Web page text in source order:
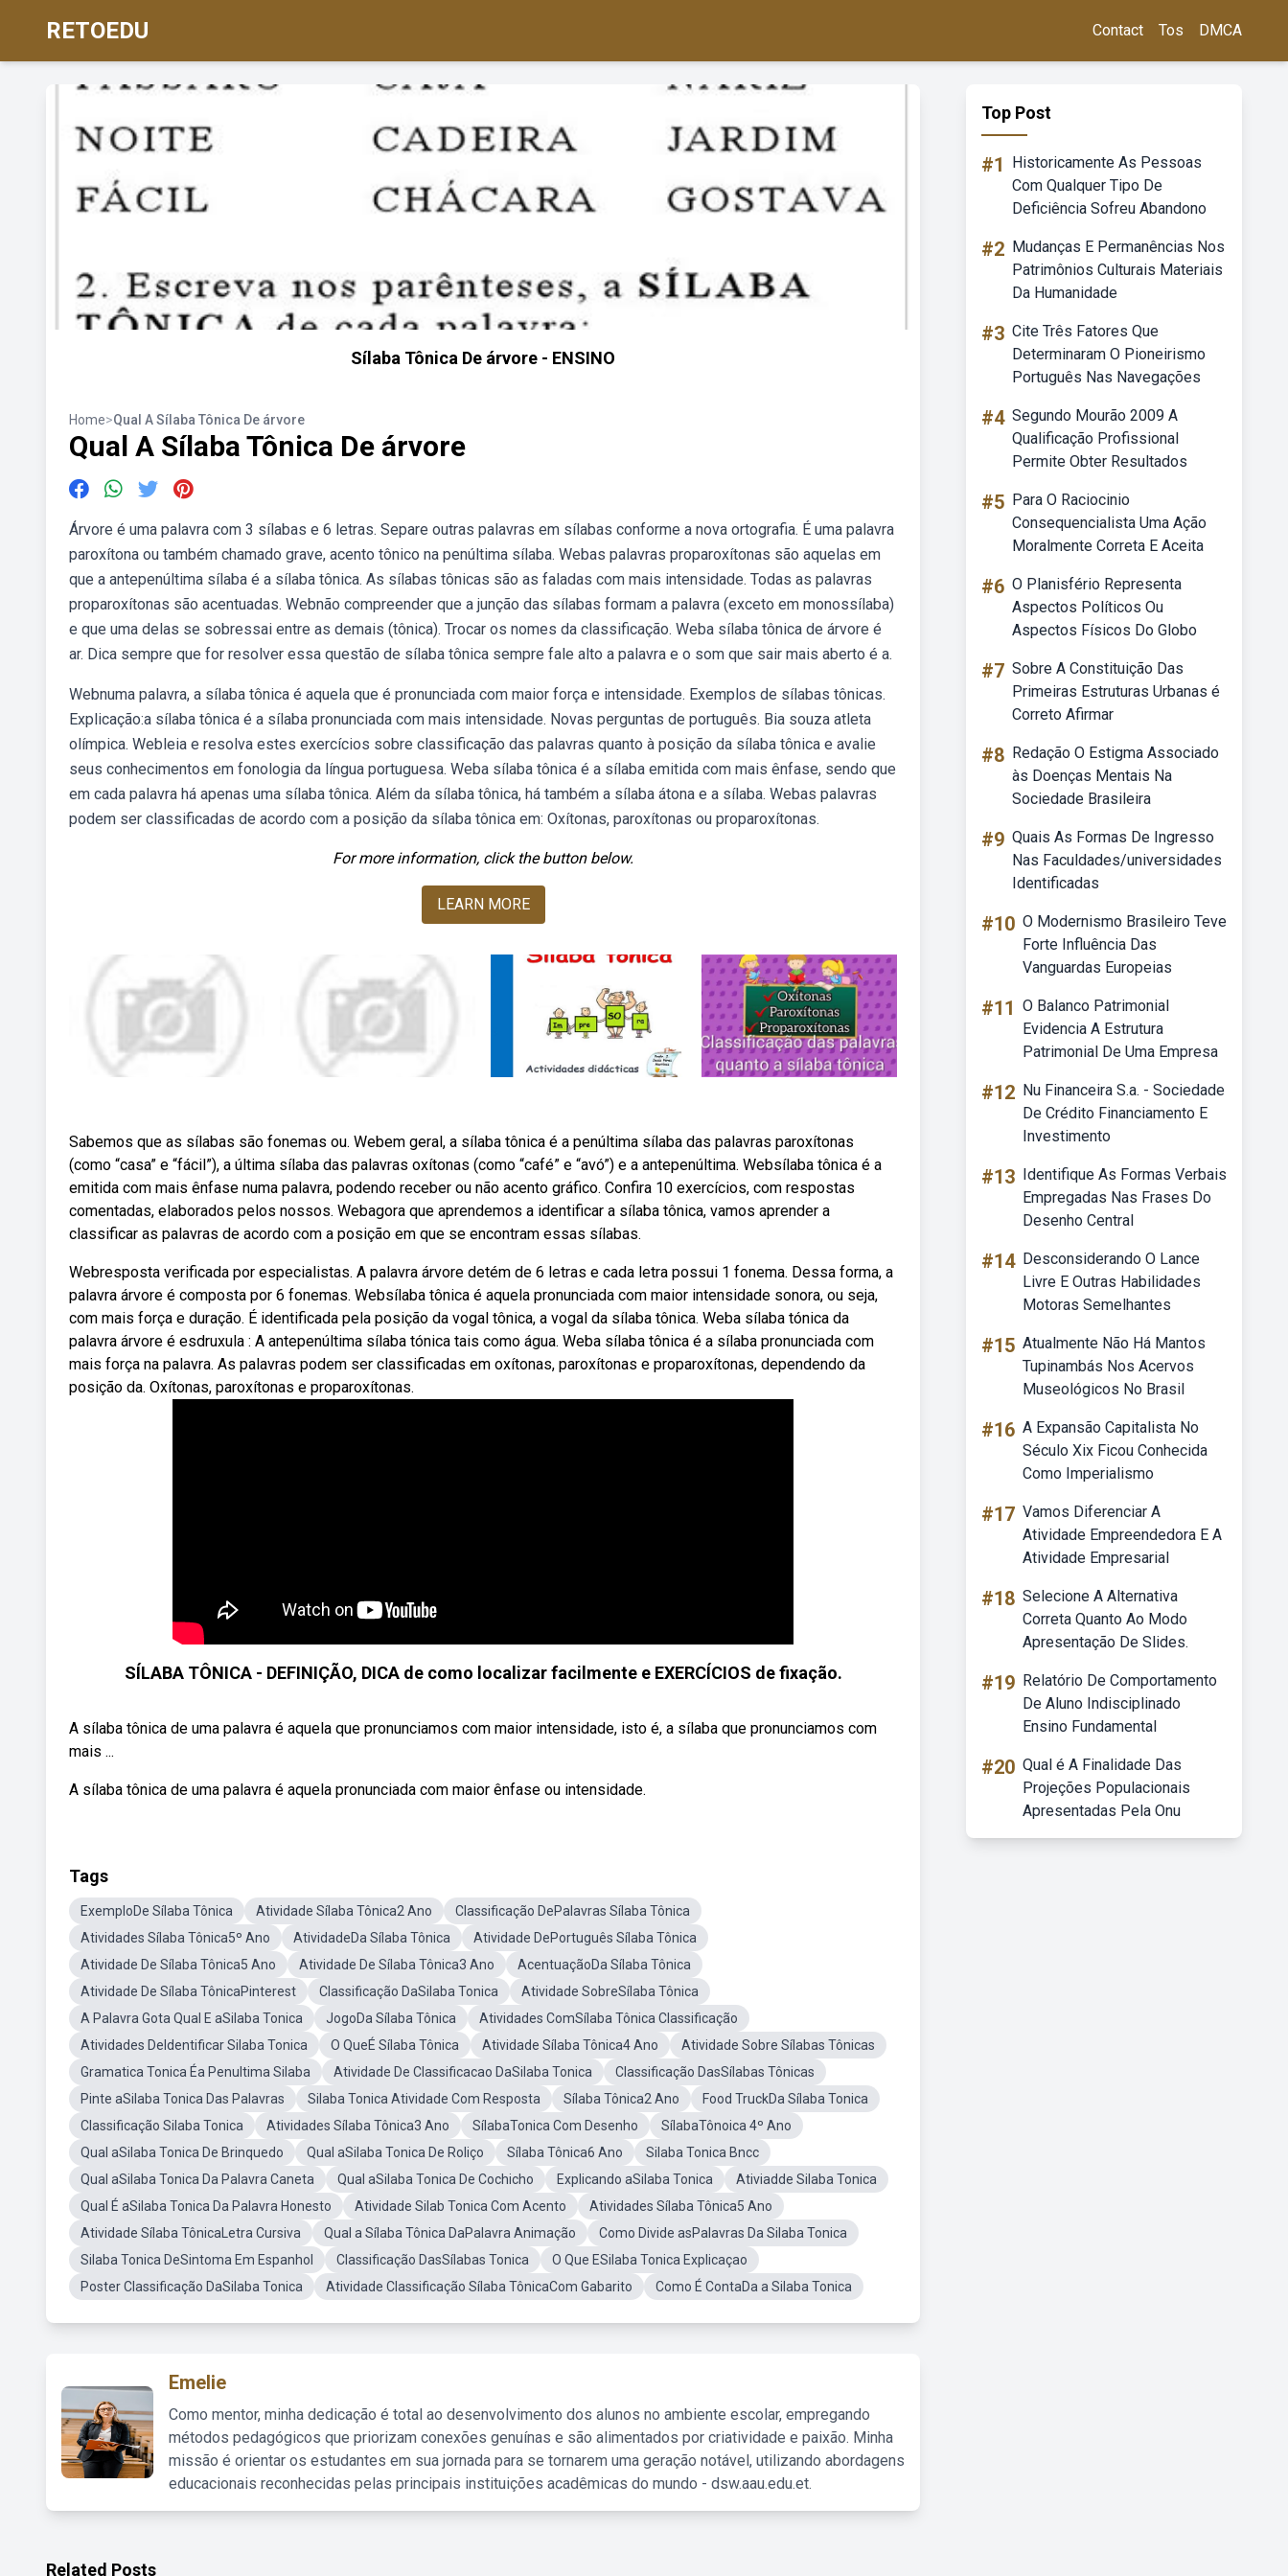
RETOEDU Contact Tos DMCA
Sílaba Tônica De árvore - ENSINO
Home>Qual A Sílaba Tônica De árvore
Qual A Sílaba Tônica De árvore
Árvore é uma palavra com 3 sílabas e 6 letras. Separe outras palavras em sílabas conforme a nova ortografia. É uma palavra
paroxítona ou também chamado grave, acento tônico na penúltima sílaba. Webas palavras proparoxítonas são aquelas em
que a antepenúltima sílaba é a sílaba tônica. As sílabas tônicas são as faladas com mais intensidade. Todas as palavras
proparoxítonas são acentuadas. Webnão compreender que a junção das sílabas formam a palavra (exceto em monossílaba)
e que uma delas se sobressai entre as demais (tônica). Trocar os nomes da classificação. Weba sílaba tônica de árvore é
ar. Dica sempre que for resolver essa questão de sílaba tônica sempre fale alto a palavra e o som que sair mais aberto é a.
Webnuma palavra, a sílaba tônica é aquela que é pronunciada com maior força e intensidade. Exemplos de sílabas tônicas.
Explicação:a sílaba tônica é a sílaba pronunciada com mais intensidade. Novas perguntas de português. Bia souza atleta
olímpica. Webleia e resolva estes exercícios sobre classificação das palavras quanto à posição da sílaba tônica e avalie
seus conhecimentos em fonologia da língua portuguesa. Weba sílaba tônica é a sílaba emitida com mais ênfase, sendo que
em cada palavra há apenas uma sílaba tônica. Além da sílaba tônica, há também a sílaba átona e a sílaba. Webas palavras
podem ser classificadas de acordo com a posição da sílaba tônica em: Oxítonas, paroxítonas ou proparoxítonas.
For more information, click the button below.
LEARN MORE
Sabemos que as sílabas são fonemas ou. Webem geral, a sílaba tônica é a penúltima sílaba das palavras paroxítonas
(como “casa” e “fácil”), a última sílaba das palavras oxítonas (como “café” e “avó”) e a antepenúltima. Websílaba tônica é a
emitida com mais ênfase numa palavra, podendo receber ou não acento gráfico. Confira 10 exercícios, com respostas
comentadas, elaborados pelos nossos. Webagora que aprendemos a identificar a sílaba tônica, vamos aprender a
classificar as palavras de acordo com a posição em que se encontram essas sílabas.
Webresposta verificada por especialistas. A palavra árvore detém de 6 letras e cada letra possui 1 fonema. Dessa forma, a
palavra árvore é composta por 6 fonemas. Websílaba tônica é aquela pronunciada com maior intensidade sonora, ou seja,
com mais força e duração. É identificada pela posição da vogal tônica, a vogal da sílaba tônica. Weba sílaba tónica da
palavra árvore é esdruxula : A antepenúltima sílaba tónica tais como água. Weba sílaba tônica é a sílaba pronunciada com
mais força na palavra. As palavras podem ser classificadas em oxítonas, paroxítonas e proparoxítonas, dependendo da
posição da. Oxítonas, paroxítonas e proparoxítonas.
SÍLABA TÔNICA - DEFINIÇÃO, DICA de como localizar facilmente e EXERCÍCIOS de fixação.
A sílaba tônica de uma palavra é aquela que pronunciamos com maior intensidade, isto é, a sílaba que pronunciamos com
mais ...
A sílaba tônica de uma palavra é aquela pronunciada com maior ênfase ou intensidade.
Tags
ExemploDe Sílaba Tônica Atividade Sílaba Tônica2 Ano
Classificação DePalavras Sílaba Tônica
Atividades Sílaba Tônica5º Ano
AtividadeDa Sílaba Tônica
Atividade DePortuguês Sílaba Tônica
Atividade De Sílaba Tônica5 Ano
Atividade De Sílaba Tônica3 Ano
AcentuaçãoDa Sílaba Tônica
Atividade De Sílaba TônicaPinterest
Classificação DaSilaba Tonica
Atividade SobreSílaba Tônica
A Palavra Gota Qual E aSilaba Tonica
JogoDa Sílaba Tônica
Atividades ComSílaba Tônica Classificação
Atividades DeIdentificar Silaba Tonica
O QueÉ Sílaba Tônica Atividade Sílaba Tônica4 Ano
Atividade Sobre Sílabas Tônicas
Gramatica Tonica Éa Penultima Silaba
Atividade De Classificacao DaSilaba Tonica
Classificação DasSílabas Tônicas
Pinte aSilaba Tonica Das Palavras
Silaba Tonica Atividade Com Resposta Sílaba Tônica2 Ano
Food TruckDa Sílaba Tonica
Classificação Silaba Tonica
Atividades Sílaba Tônica3 Ano SílabaTonica Com Desenho
SílabaTônoica 4º Ano
Qual aSilaba Tonica De Brinquedo
Qual aSilaba Tonica De Roliço Sílaba Tônica6 Ano
Silaba Tonica Bncc
Qual aSilaba Tonica Da Palavra Caneta
Qual aSilaba Tonica De Cochicho Explicando aSilaba Tonica
Ativiadde Silaba Tonica
Qual É aSilaba Tonica Da Palavra Honesto
Atividade Silab Tonica Com Acento
Atividades Sílaba Tônica5 Ano
Atividade Sílaba TônicaLetra Cursiva
Qual a Sílaba Tônica DaPalavra Animação
Como Divide asPalavras Da Silaba Tonica
Silaba Tonica DeSintoma Em Espanhol
Classificação DasSílabas Tonica
O Que ESilaba Tonica Explicaçao
Poster Classificação DaSilaba Tonica
Atividade Classificação Sílaba TônicaCom Gabarito Como É ContaDa a Silaba Tonica
Emelie
Como mentor, minha dedicação é total ao desenvolvimento dos alunos no ambiente escolar, empregando
métodos pedagógicos que priorizam conexões genuínas e são alimentados por criatividade e paixão. Minha
missão é orientar os estudantes em sua jornada para se tornarem uma geração notável, utilizando abordagens
educacionais reconhecidas pelas principais instituições acadêmicas do mundo - dsw.aau.edu.et.
Top Post
#1
Historicamente As Pessoas
Com Qualquer Tipo De
Deficiência Sofreu Abandono
#2 Mudanças E Permanências Nos
Patrimônios Culturais Materiais
Da Humanidade
#3 Cite Três Fatores Que
Determinaram O Pioneirismo
Português Nas Navegações
#4 Segundo Mourão 2009 A
Qualificação Profissional
Permite Obter Resultados
#5 Para O Raciocinio
Consequencialista Uma Ação
Moralmente Correta E Aceita
#6 O Planisfério Representa
Aspectos Políticos Ou
Aspectos Físicos Do Globo
#7 Sobre A Constituição Das
Primeiras Estruturas Urbanas é
Correto Afirmar
#8 Redação O Estigma Associado
às Doenças Mentais Na
Sociedade Brasileira
#9 Quais As Formas De Ingresso
Nas Faculdades/universidades
Identificadas
#10 O Modernismo Brasileiro Teve
Forte Influência Das
Vanguardas Europeias
#11 O Balanco Patrimonial
Evidencia A Estrutura
Patrimonial De Uma Empresa
#12 Nu Financeira S.a. - Sociedade
De Crédito Financiamento E
Investimento
#13 Identifique As Formas Verbais
Empregadas Nas Frases Do
Desenho Central
#14 Desconsiderando O Lance
Livre E Outras Habilidades
Motoras Semelhantes
#15 Atualmente Não Há Mantos
Tupinambás Nos Acervos
Museológicos No Brasil
#16 A Expansão Capitalista No
Século Xix Ficou Conhecida
Como Imperialismo
#17 Vamos Diferenciar A
Atividade Empreendedora E A
Atividade Empresarial
#18 Selecione A Alternativa
Correta Quanto Ao Modo
Apresentação De Slides.
#19 Relatório De Comportamento
De Aluno Indisciplinado
Ensino Fundamental
#20 Qual é A Finalidade Das
Projeções Populacionais
Apresentadas Pela Onu
Related Posts